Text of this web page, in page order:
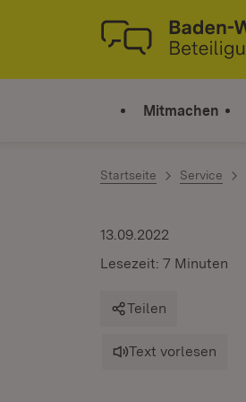
Zum Inhalt springen
Link zur Startseite
Mitmachen
Startseite Service
13.09.2022
Lesezeit: 7 Minuten
Teilen
Text vorlesen